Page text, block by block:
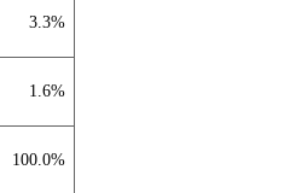
3.3%
1.6%
100.0%